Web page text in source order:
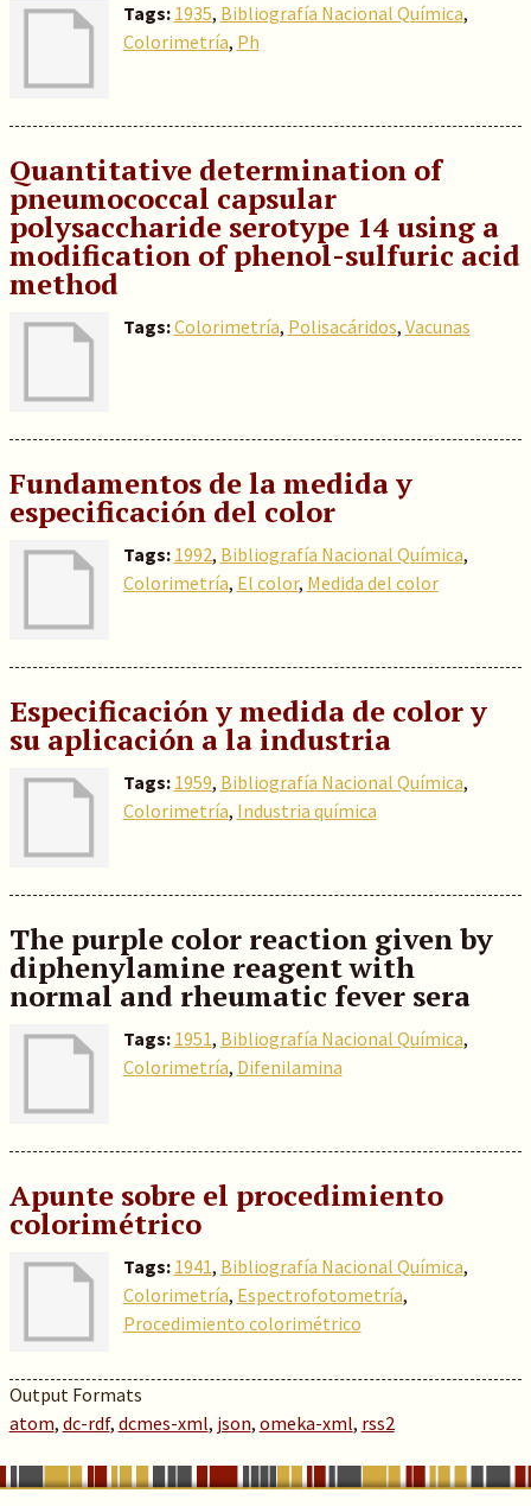
Tags: 1935, Bibliografía Nacional Química,
Colorimetría, Ph
Quantitative determination of
pneumococcal capsular
polysaccharide serotype 14 using a
modification of phenol-sulfuric acid
method
Tags:Colorimetría, Polisacáridos, Vacunas
Fundamentos de la medida y
especificación del color
Tags: 1992, Bibliografía Nacional Química,
Colorimetría, El color, Medida del color
Especificación y medida de color y
su aplicación a la industria
Tags: 1959, Bibliografía Nacional Química,
Colorimetría, Industria química
The purple color reaction given by
diphenylamine reagent with
normal and rheumatic fever sera
Tags: 1951, Bibliografía Nacional Química,
Colorimetría, Difenilamina
Apunte sobre el procedimiento
colorimétrico
Tags: 1941, Bibliografía Nacional Química,
Colorimetría, Espectrofotometría,
Procedimiento colorimétrico
Output Formats
atom, dc-rdf, dcmes-xml, json, omeka-xml, rss2